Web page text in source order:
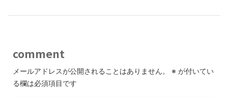
k
comment
メールアドレスが公開されることはありません。 ※ が付いてい
る欄は必須項目です